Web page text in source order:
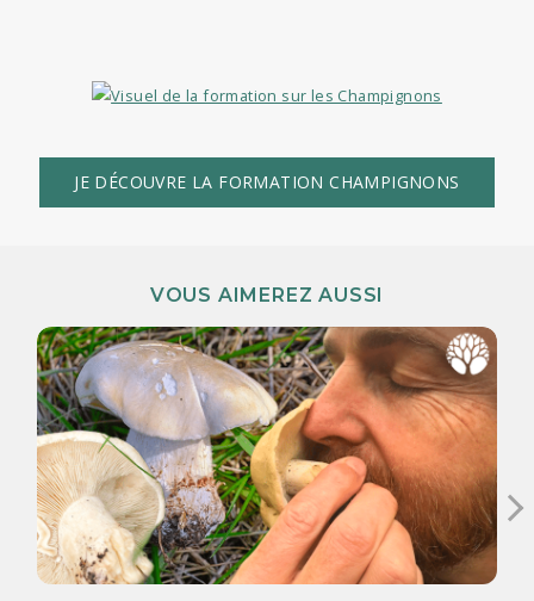
JE DÉCOUVRE LA FORMATION CHAMPIGNONS
VOUS AIMEREZ AUSSI